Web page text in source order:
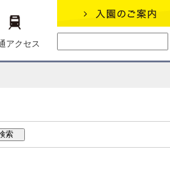
アクセス